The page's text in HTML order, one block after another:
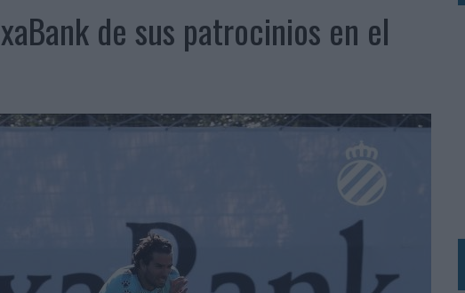
PIPER EN UNA EXPERIENCIA DE MARCA EN IBIZA
DIGITAL DE LAS MARCAS
CON IA
DE MEDIOS EN VERANO Y SUPERA AL MÓVIL COMO DISPOSITIVO MÁS UTILIZADO
62% DE LOS ESPAÑOLES
NUEVA DIRECTORA COMERCIAL GLOBAL
PERSONALIZABLE INSPIRADA EN CORNETTO, CALIPPO Y SOLERO
de sus patrocinios en el